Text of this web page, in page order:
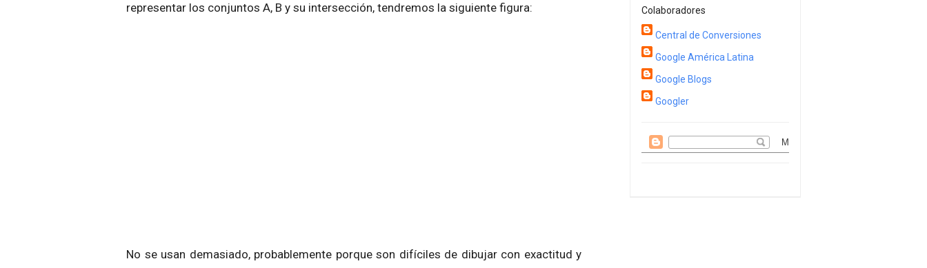
representar los conjuntos A, B y su intersección, tendremos la siguiente figura:
No se usan demasiado, probablemente porque son difíciles de dibujar con exactitud y
Colaboradores
Central de Conversiones
Google América Latina
Google Blogs
Googler